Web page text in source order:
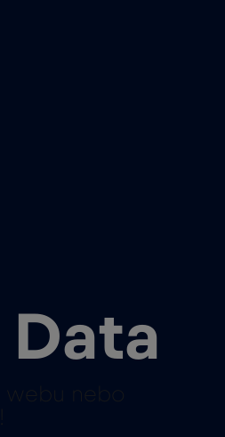
nebo